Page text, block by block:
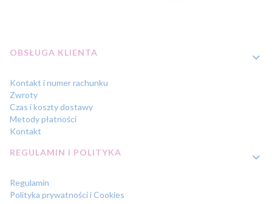
Linki w stopce
OBSŁUGA KLIENTA
Kontakt i numer rachunku
Zwroty
Czas i koszty dostawy
Metody płatności
Kontakt
REGULAMIN I POLITYKA
Regulamin
Polityka prywatności i Cookies